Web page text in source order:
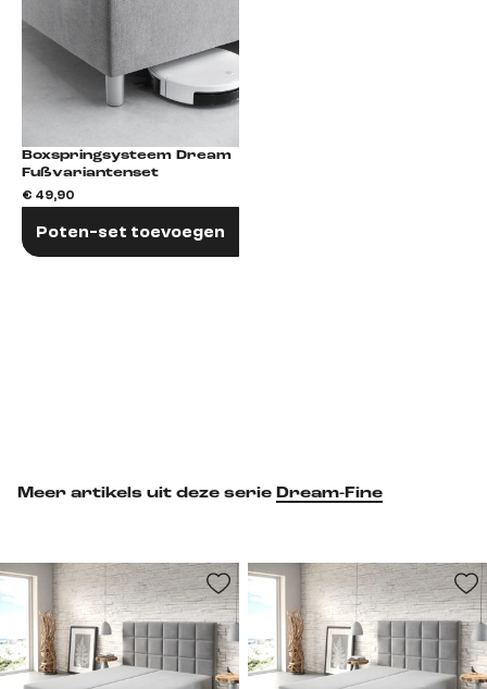
Boxspringsysteem Dream
Fußvariantenset
€ 49,90
Poten-set toevoegen
Meer artikels uit deze serie Dream-Fine